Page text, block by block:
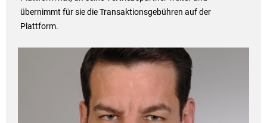
übernimmt für sie die Transaktionsgebühren auf der
Plattform.